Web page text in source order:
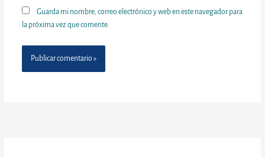
Guarda mi nombre, correo electrónico y web en este navegador para
la próxima vez que comente.